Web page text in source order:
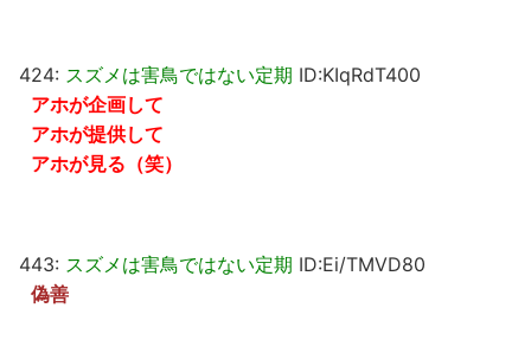
424: スズメは害鳥ではない定期 ID:KIqRdT400
アホが企画して
アホが提供して
アホが見る（笑）
443: スズメは害鳥ではない定期 ID:Ei/TMVD80
偽善